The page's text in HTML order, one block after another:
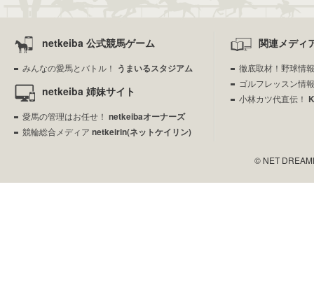
netkeiba 公式競馬ゲーム
みんなの愛馬とバトル！ うまいるスタジアム
netkeiba 姉妹サイト
愛馬の管理はお任せ！ netkeibaオーナーズ
競輪総合メディア netkeirin(ネットケイリン)
関連メディ
徹底取材！野球情
ゴルフレッスン情
小林カツ代直伝！
© NET